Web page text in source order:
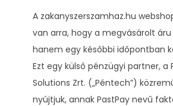
A zakanyszerszamhaz.hu
van arra, hogy a megvásárolt
hanem egy későbbi időpontban
Ezt egy külső pénzügyi partner, a
Solutions Zrt. („Péntech”)
nyújtjuk, annak PastPay nevű